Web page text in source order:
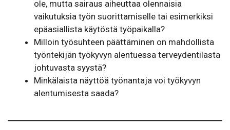
ole, mutta sairaus aiheuttaa olennaisia
vaikutuksia työn suorittamiselle tai esimerkiksi
epäasiallista käytöstä työpaikalla?
Milloin työsuhteen päättäminen on mahdollista
työntekijän työkyvyn alentuessa terveydentilasta
johtuvasta syystä?
Minkälaista näyttöä työnantaja voi työkyvyn
alentumisesta saada?